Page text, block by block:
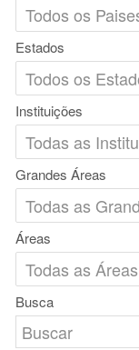
Estados
Instituições
Grandes Áreas
Áreas
Busca